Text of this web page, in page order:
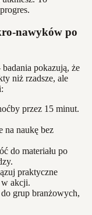
nawyków po
pokazują, że
niż rzadsze, ale
przez 15 minut.
na naukę bez
do materiału po
praktyczne
w akcji.
do grup branżowych,